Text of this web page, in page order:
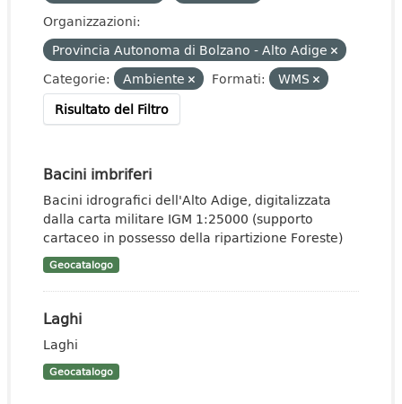
Organizzazioni:
Provincia Autonoma di Bolzano - Alto Adige
Categorie:
Ambiente Formati:
WMS
Risultato del Filtro
Bacini imbriferi
Bacini idrografici dell'Alto Adige, digitalizzata
dalla carta militare IGM 1:25000 (supporto
cartaceo in possesso della ripartizione Foreste)
Geocatalogo
Laghi
Laghi
Geocatalogo